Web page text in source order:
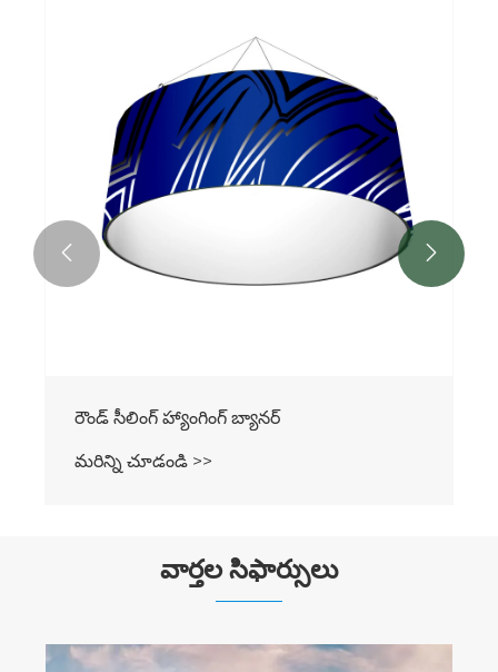
దీర్ఘచతురస్ర సీలింగ్ హ్యాంగింగ్ బ్యానర్
మరిన్ని చూడండి >>
 
వార్తల సిఫార్సులు